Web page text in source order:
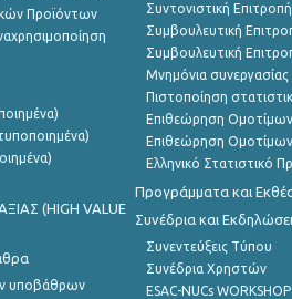
Προϊόντων
(HIGH VALUE
υποβάθρων
Συντονιστική
Συμβουλευτική
Συμβουλευτική
Μνημόνια συνεργασίας
Πιστοποίηση
Επιθεώρηση
Επιθεώρηση
Ελληνικό Στατιστικό
Προγράμματα και
Συνέδρια και
Συνεντεύξεις Τύπου
Συνέδρια Χρηστών
ESAC-NUCs WORKSHOP